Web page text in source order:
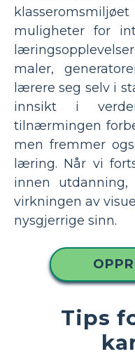
muligheter for
maler,
lærere seg selv i
innsikt i
tilnærmingen
men fremmer
læring. Når vi
innen
virkningen av
nysgjerrige sinn.
Tips